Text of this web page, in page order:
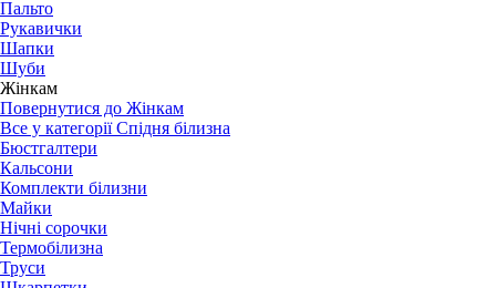
Пальто
Рукавички
Шапки
Шуби
Жінкам
Повернутися до Жінкам
Все у категорії Спідня білизна
Бюстгалтери
Кальсони
Комплекти білизни
Майки
Нічні сорочки
Термобілизна
Труси